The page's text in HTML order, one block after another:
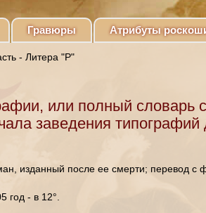
Гравюры Атрибуты
- Литера "Р"
или полный словарь
заведения типографий
изданный после ее смерти; перевод с
год - в 12°.